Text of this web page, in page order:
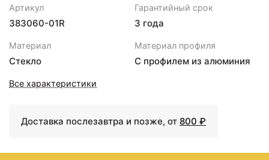
26384 ₽
Душевая дверь Radaway
Euphoria KDJ 60
Хром стекло
26384 ₽
Душевая дверь Radaway
Euphoria KDJ 60
Артикул
383060-01R
Гарантийный срок
3 года
Материал
Стекло
Материал профиля
С профилем из алюминия
Все характеристики
Доставка послезавтра и позже, от 800 ₽